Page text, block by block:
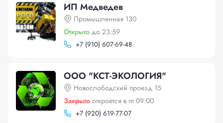
ИП Медведев
Промышленная 130
Открыто до 23:59
+7 (910) 607-69-48
ООО "КСТ-ЭКОЛОГИЯ"
Новослободский проезд 15
Закрыто откроется в пт 09:00
+7 (920) 619-77-07